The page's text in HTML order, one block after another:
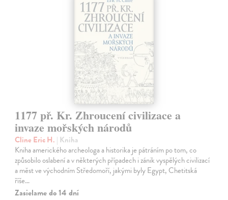
1177 př. Kr. Zhroucení civilizace a
invaze mořských národů
Cline Eric H. | Kniha
Kniha amerického archeologa a historika je pátráním po tom, co
způsobilo oslabení a v některých případech i zánik vyspělých civilizací
a měst ve východním Středomoří, jakými byly Egypt, Chetitská
říše…
Zasielame do 14 dní